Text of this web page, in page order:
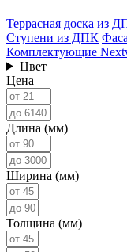
Террасная доска из
Ступени из ДПК
Комплектующие
Цвет
Цена
Длина (мм)
Ширина (мм)
Толщина (мм)